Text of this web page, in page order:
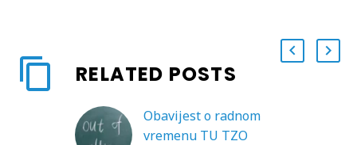
RELATED POSTS
Obavijest o radnom
vremenu TU TZO